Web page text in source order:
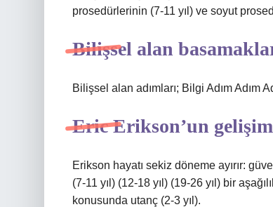
prosedürlerinin (7-11 yıl) ve soyut
Bilişsel alan
Bilişsel alan adımları; Bilgi Adım Adım
Eric Erikson’un
Erikson hayatı sekiz döneme ayırır:
(7-11 yıl) (12-18 yıl) (19-26 yıl) bir
konusunda utanç (2-3 yıl).